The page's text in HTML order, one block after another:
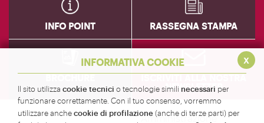
x
INFORMATIVA COOKIE
Il sito utilizza cookie tecnici o tecnologie simili necessari per
funzionare correttamente. Con il tuo consenso, vorremmo
utilizzare anchecookie di profilazione (anche di terze parti) per
INFO POINT RASSEGNA STAMPA
BROCHURE ISCRIVITI ALLA NOSTRA
NEWSLETTER
Amministrazione